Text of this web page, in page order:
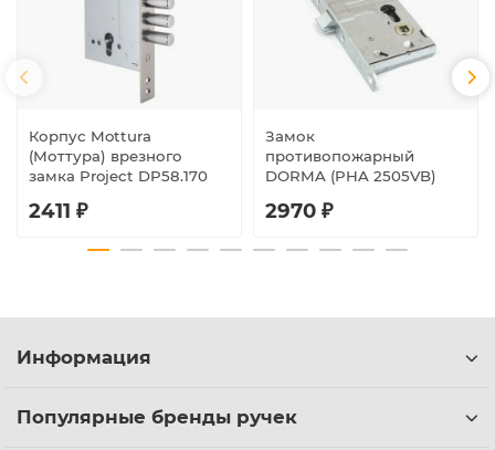
Корпус Mottura
(Моттура) врезного
замка Project DP58.170
2411 ₽
Замок
противопожарный
DORMA (PHA 2505VB)
2970 ₽
Информация
Популярные бренды ручек